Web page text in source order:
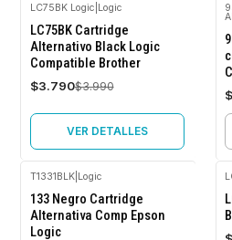
-5%
OFF
Agotado
LC75BK Logic Logic
LC75BK Cartridge
Alternativo Black Logic
Compatible Brother
$3.790$3.990
VER DETALLES
-5%
OFF
Agotado
T1331BLK| Logic
133 Negro Cartridge
Alternativa Comp Epson
Logic